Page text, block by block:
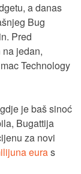
a danas
Bug
Pred
jedan,
Technology
je baš sinoć
Bugattija
za novi
euras